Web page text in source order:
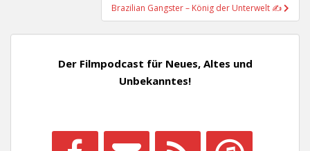
Brazilian Gangster – König der Unterwelt ✍
Der Filmpodcast für Neues, Altes und
Unbekanntes!